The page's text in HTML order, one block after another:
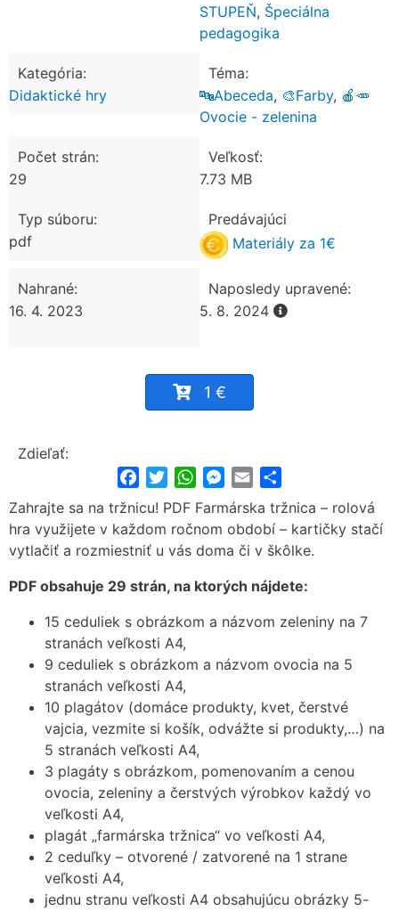
STUPEŇ, Špeciálna
pedagogika
Kategória:
Didaktické hry
Téma:
🔤Abeceda, 🎨Farby, 🍎🥕
Ovocie - zelenina
Počet strán:
29
Veľkosť:
7.73 MB
Typ súboru:
pdf
Predávajúci
Materiály za 1€
Nahrané:
16. 4. 2023
Naposledy upravené:
5. 8. 2024
1 €
Zdieľať:
FacebookTwitterWhatsApp
Messenger
Email
Zahrajte sa na tržnicu! PDF Farmárska tržnica – rolová
hra využijete v každom ročnom období – kartičky stačí
vytlačiť a rozmiestniť u vás doma či v škôlke.
PDF obsahuje 29 strán, na ktorých nájdete:
15 ceduliek s obrázkom a názvom zeleniny na 7
stranách veľkosti A4,
9 ceduliek s obrázkom a názvom ovocia na 5
stranách veľkosti A4,
10 plagátov (domáce produkty, kvet, čerstvé
vajcia, vezmite si košík, odvážte si produkty,…) na
5 stranách veľkosti A4,
3 plagáty s obrázkom, pomenovaním a cenou
ovocia, zeleniny a čerstvých výrobkov každý vo
veľkosti A4,
plagát „farmárska tržnica“ vo veľkosti A4,
2 ceduľky – otvorené / zatvorené na 1 strane
veľkosti A4,
jednu stranu veľkosti A4 obsahujúcu obrázky 5-